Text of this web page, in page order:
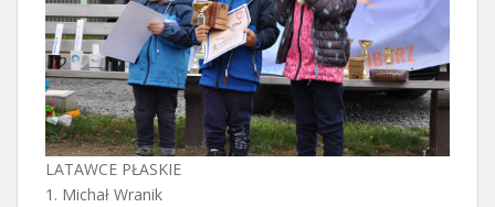
LATAWCE PŁASKIE
1. Michał Wranik